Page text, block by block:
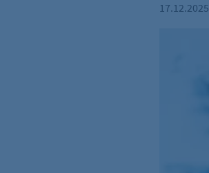
17.12.2025